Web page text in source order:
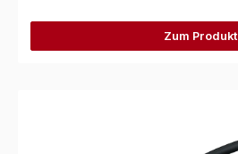
Zum Produkt